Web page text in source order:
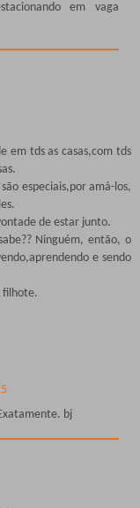
em vaga
em tds as casas,com tds
especiais,por amá-los,
de estar junto.
Ninguém, então, o
e sendo
filhote.
bj